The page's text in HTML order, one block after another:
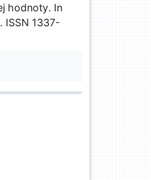
hodnoty. In
ISSN 1337-